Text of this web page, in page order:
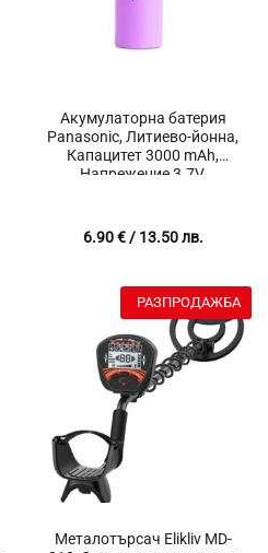
Акумулаторна батерия
Panasonic, Литиево-йонна,
Капацитет 3000 mAh,
Напрежение 3.7V,
и други продукти
6.90€/ 13.50 лв.
Металотърсач Elikliv MD-
РАЗПРОДАЖБА